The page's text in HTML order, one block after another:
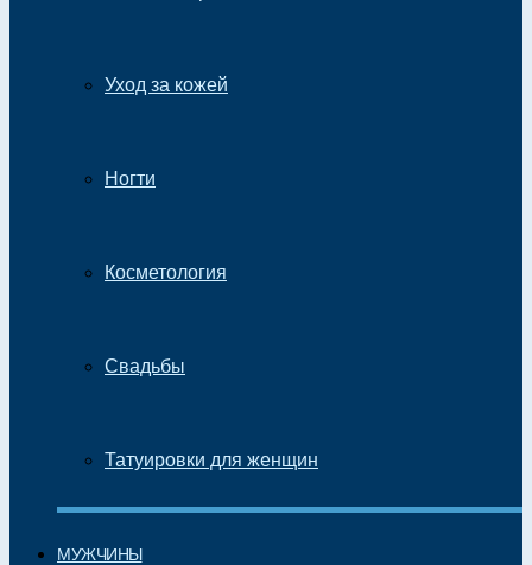
Уход за кожей
Ногти
Косметология
Свадьбы
Татуировки для женщин
МУЖЧИНЫ